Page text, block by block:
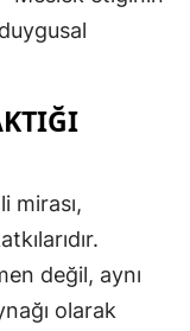
mirası,
değil, aynı
olarak